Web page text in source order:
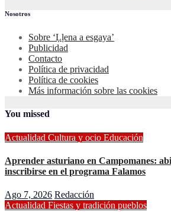
Nosotros
Sobre ‘Ḷḷena a esgaya’
Publicidad
Contacto
Política de privacidad
Política de cookies
Más información sobre las cookies
You missed
Actualidad Cultura y ocio Educación
Aprender asturiano en Campomanes:
inscribirse en el programa Falamos
Ago 7, 2026 Redacción
Actualidad Fiestas y tradición pueblos